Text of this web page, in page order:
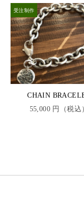
CHAIN
55,000 円（税込